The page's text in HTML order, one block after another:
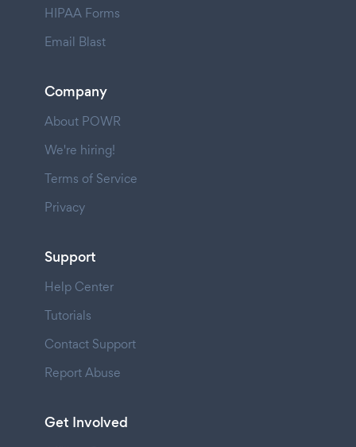
HIPAA Forms
Email Blast
Company
About POWR
We're hiring!
Terms of Service
Privacy
Support
Help Center
Tutorials
Contact Support
Report Abuse
Get Involved